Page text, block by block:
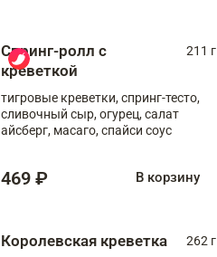
Спринг-ролл с
креветкой
211 г
тигровые креветки, спринг-тесто,
сливочный сыр, огурец, салат
айсберг, масаго, спайси соус
469 ₽ В корзину
Королевская креветка
262 г